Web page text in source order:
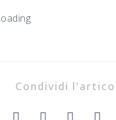
Condividi